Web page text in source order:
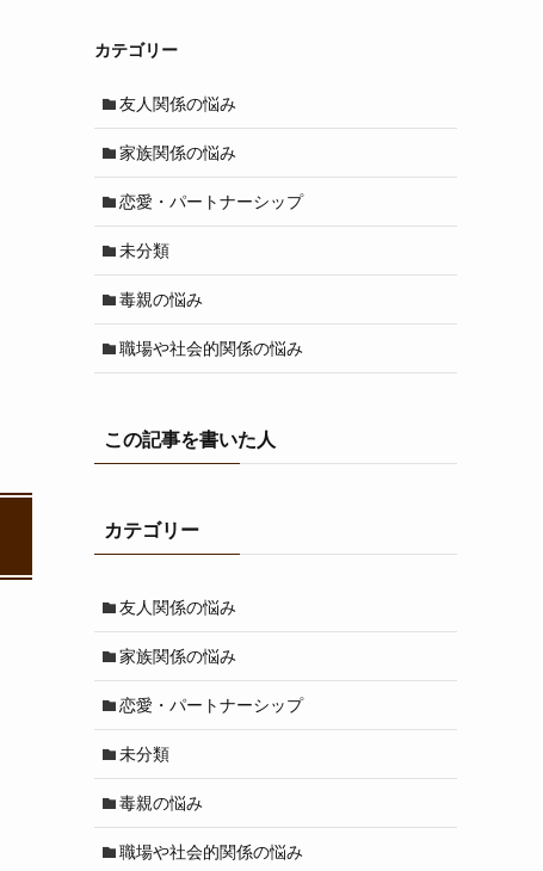
カテゴリー
友人関係の悩み
家族関係の悩み
恋愛・パートナーシップ
未分類
毒親の悩み
職場や社会的関係の悩み
この記事を書いた人
カテゴリー
友人関係の悩み
家族関係の悩み
恋愛・パートナーシップ
未分類
毒親の悩み
職場や社会的関係の悩み